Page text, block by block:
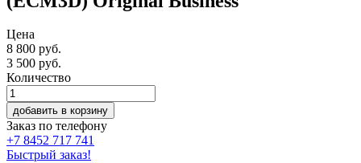
Цена
8 800 руб.
3 500 руб.
Количество
добавить в корзину
Заказ по телефону
+7 8452 717 741
Быстрый заказ!